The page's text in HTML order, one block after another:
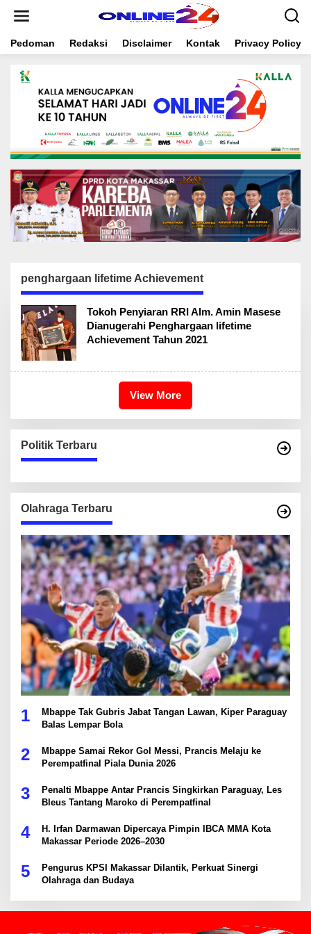
t
Pedoman Redaksi Disclaimer Kontak Privacy Policy
penghargaan lifetime Achievement
Tokoh Penyiaran RRI Alm. Amin Masese
Dianugerahi Penghargaan lifetime
Achievement Tahun 2021
View More
Politik Terbaru
Olahraga Terbaru
1
Mbappe Tak Gubris Jabat Tangan Lawan, Kiper Paraguay
Balas Lempar Bola
2
Mbappe Samai Rekor Gol Messi, Prancis Melaju ke
Perempatfinal Piala Dunia 2026
3
Penalti Mbappe Antar Prancis Singkirkan Paraguay, Les
Bleus Tantang Maroko di Perempatfinal
4
H. Irfan Darmawan Dipercaya Pimpin IBCA MMA Kota
Makassar Periode 2026–2030
5
Pengurus KPSI Makassar Dilantik, Perkuat Sinergi
Olahraga dan Budaya